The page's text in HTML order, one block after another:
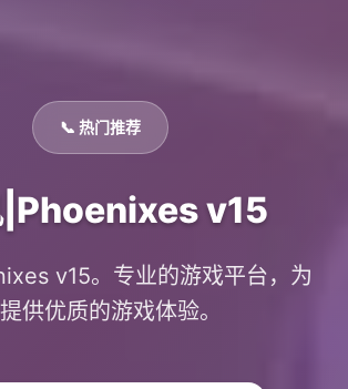
📞 热门推荐
v15
v15。专业的游戏平台，为
供优质的游戏体验。